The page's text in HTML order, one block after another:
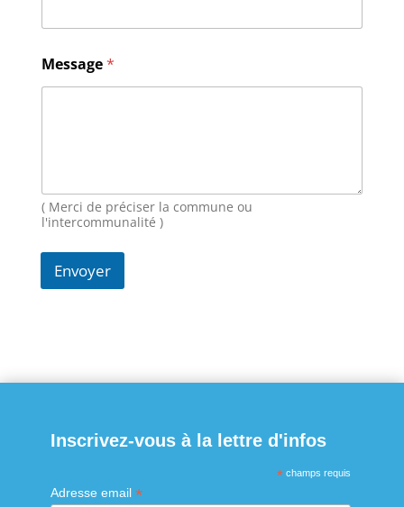
s
g
e
*
Message*
( Merci de préciser la commune ou
l'intercommunalité )
Envoyer
Inscrivez-vous à la lettre d'infos
* champs requis
Adresse email *